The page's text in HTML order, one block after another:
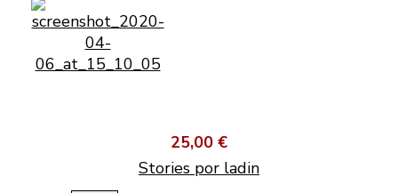
25,00 €
Stories por ladin